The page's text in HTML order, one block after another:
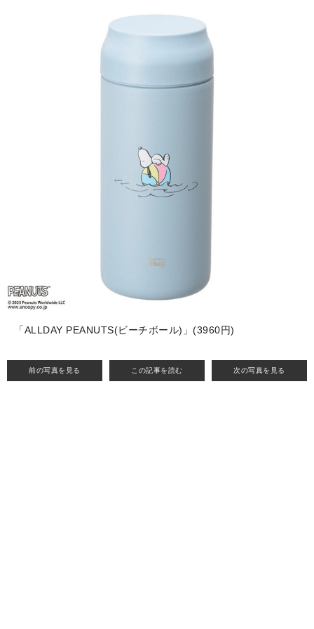
前の写真を見る この記事を読む 次の写真を見る
「ALLDAY PEANUTS(ビーチボール)」(3960円)